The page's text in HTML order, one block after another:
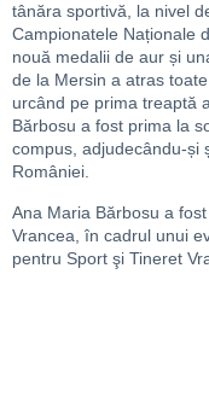
tânăra sportivă, la nivel
Campionatele Naționale
nouă medalii de aur și
de la Mersin a atras
urcând pe prima treaptă
Bărbosu a fost prima la
compus, adjudecându-și
României.
Ana Maria Bărbosu a
Vrancea, în cadrul unui
pentru Sport şi Tineret